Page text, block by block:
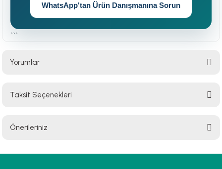
WhatsApp'tan Ürün Danışmanına Sorun
```
Yorumlar
Taksit Seçenekleri
Önerileriniz
Bu ürünün fiyat bilgisi, resim, ürün açıklamalarında ve diğer konularda